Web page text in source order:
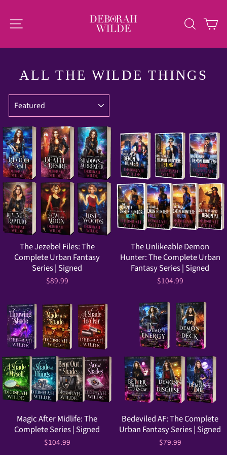
content
SITE NAVIGATION
ALL THE WILDE THINGS
SORT
The Jezebel Files: The
Complete Urban Fantasy
Series | Signed
$89.99
The Unlikeable Demon
Hunter: The Complete Urban
Fantasy Series | Signed
$104.99
Magic After Midlife: The
Complete Series | Signed
$104.99
Bedeviled AF: The Complete
Urban Fantasy Series | Signed
$79.99